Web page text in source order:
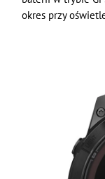
okres przy